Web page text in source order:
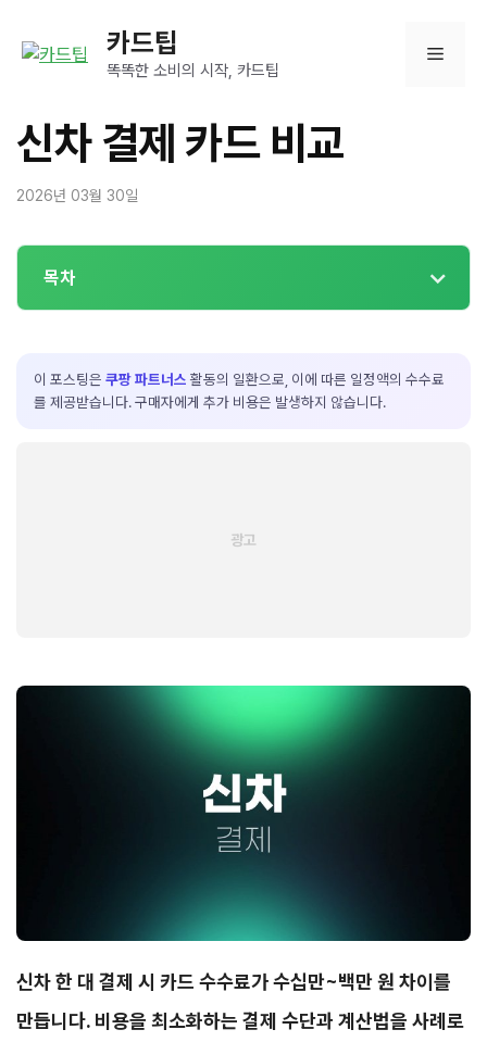
카드팁
똑똑한 소비의 시작, 카드팁
메
신차 결제 카드 비교
2026년 03월 30일
목차
이 포스팅은 쿠팡 파트너스 활동의 일환으로, 이에 따른 일정액의 수수료
를 제공받습니다. 구매자에게 추가 비용은 발생하지 않습니다.
신차 한 대 결제 시 카드 수수료가 수십만~백만 원 차이를
만듭니다. 비용을 최소화하는 결제 수단과 계산법을 사례로